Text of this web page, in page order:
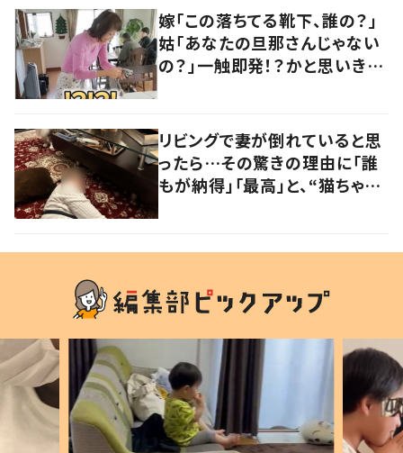
嫁「この落ちてる靴下、誰の？」
姑「あなたの旦那さんじゃない
の？」一触即発！？かと思いき
リビングで妻が倒れていると思
ったら…その驚きの理由に「誰
もが納得」「最高」と、“猫ちゃん